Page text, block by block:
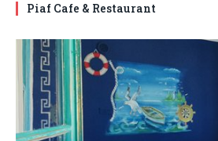
Piaf Cafe & Restaurant